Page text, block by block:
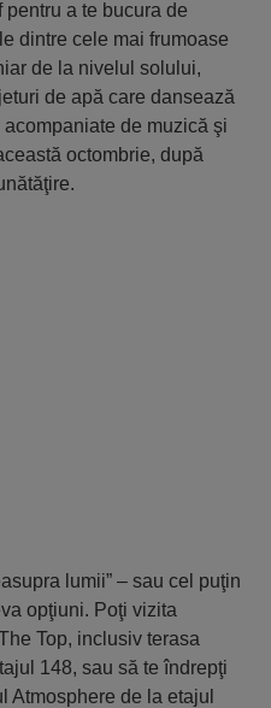
a te bucura de
dintre cele mai frumoase
de la nivelul solului,
de apă care dansează
de muzică şi
octombrie, după
lumii” – sau cel puţin
opţiuni. Poţi vizita
Top, inclusiv terasa
148, sau să te îndrepţi
Atmosphere de la etajul